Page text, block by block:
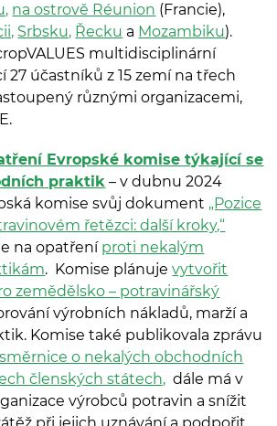
na ostrově Réunion (Francie),
Srbsku, Řecku a Mozambiku).
multidisciplinární
27 účastníků z 15 zemí na třech
různými organizacemi,
Evropské komise týkající se
praktik – v dubnu 2024
komise svůj dokument „Pozice
řetězci: další kroky,“
na opatření proti nekalým
. Komise plánujevytvořit
zemědělsko – potravinářský
výrobních nákladů, marží a
Komise také publikovala zprávu
směrnice o nekalých obchodních
členských státech, dále má v
výrobců potravin a snížit